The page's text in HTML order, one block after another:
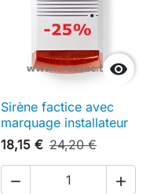

Sirène factice avec
marquage installateur
18,15 € 24,20 €
 